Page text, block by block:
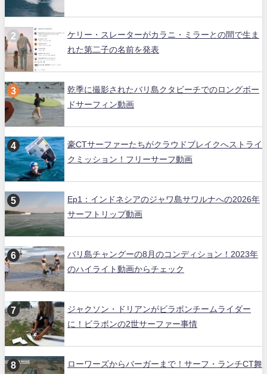
ケリー・スレーターがカラニ・ミラーとの間で生ま
れた第二子の名前を発表
乾季に撮影されたバリ島クタビーチでのロングボー
ドサーフィン動画
豪CTサーファーたちがクラウドブレイクへストライ
クミッション！フリーサーフ動画
Ep1：インドネシアのジャワ島サワルナへの2026年
サーフトリップ動画
バリ島チャングーの8月のコンディション！2023年
のハイライト動画からチェック
ジャクソン・ドリアンがビラボンチームライダー
に！ビラボンの2世サーファー事情
ローワーズからバーガーまで！サーフ・ランチCT舞